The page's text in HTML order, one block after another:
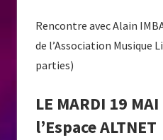
Rencontre avec Alain
de l’Association Musique
parties)
LE MARDI 19
l’Espace ALTNET